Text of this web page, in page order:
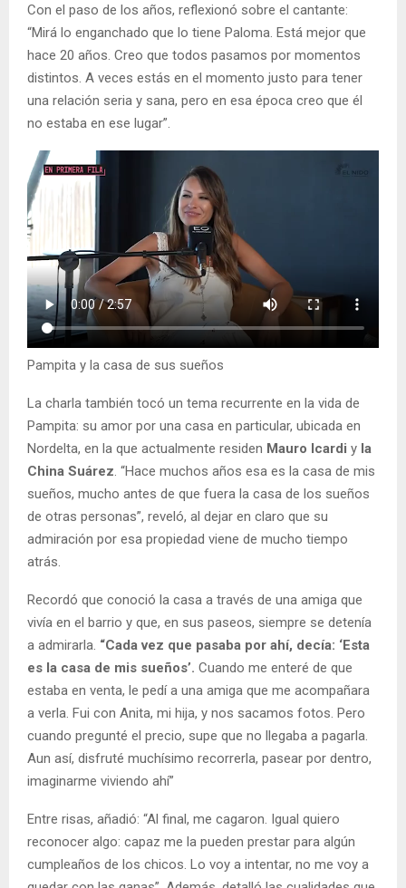
Con el paso de los años, reflexionó sobre el cantante:
“Mirá lo enganchado que lo tiene Paloma. Está mejor que
hace 20 años. Creo que todos pasamos por momentos
distintos. A veces estás en el momento justo para tener
una relación seria y sana, pero en esa época creo que él
no estaba en ese lugar”.
Pampita y la casa de sus sueños
La charla también tocó un tema recurrente en la vida de
Pampita: su amor por una casa en particular, ubicada en
Nordelta, en la que actualmente residen Mauro Icardi y la
China Suárez. “Hace muchos años esa es la casa de mis
sueños, mucho antes de que fuera la casa de los sueños
de otras personas”, reveló, al dejar en claro que su
admiración por esa propiedad viene de mucho tiempo
atrás.
Recordó que conoció la casa a través de una amiga que
vivía en el barrio y que, en sus paseos, siempre se detenía
a admirarla. “Cada vez que pasaba por ahí, decía: ‘Esta
es la casa de mis sueños’. Cuando me enteré de que
estaba en venta, le pedí a una amiga que me acompañara
a verla. Fui con Anita, mi hija, y nos sacamos fotos. Pero
cuando pregunté el precio, supe que no llegaba a pagarla.
Aun así, disfruté muchísimo recorrerla, pasear por dentro,
imaginarme viviendo ahí”
Entre risas, añadió: “Al final, me cagaron. Igual quiero
reconocer algo: capaz me la pueden prestar para algún
cumpleaños de los chicos. Lo voy a intentar, no me voy a